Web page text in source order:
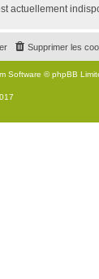
actuellement
Supprimer les
Software © phpBB